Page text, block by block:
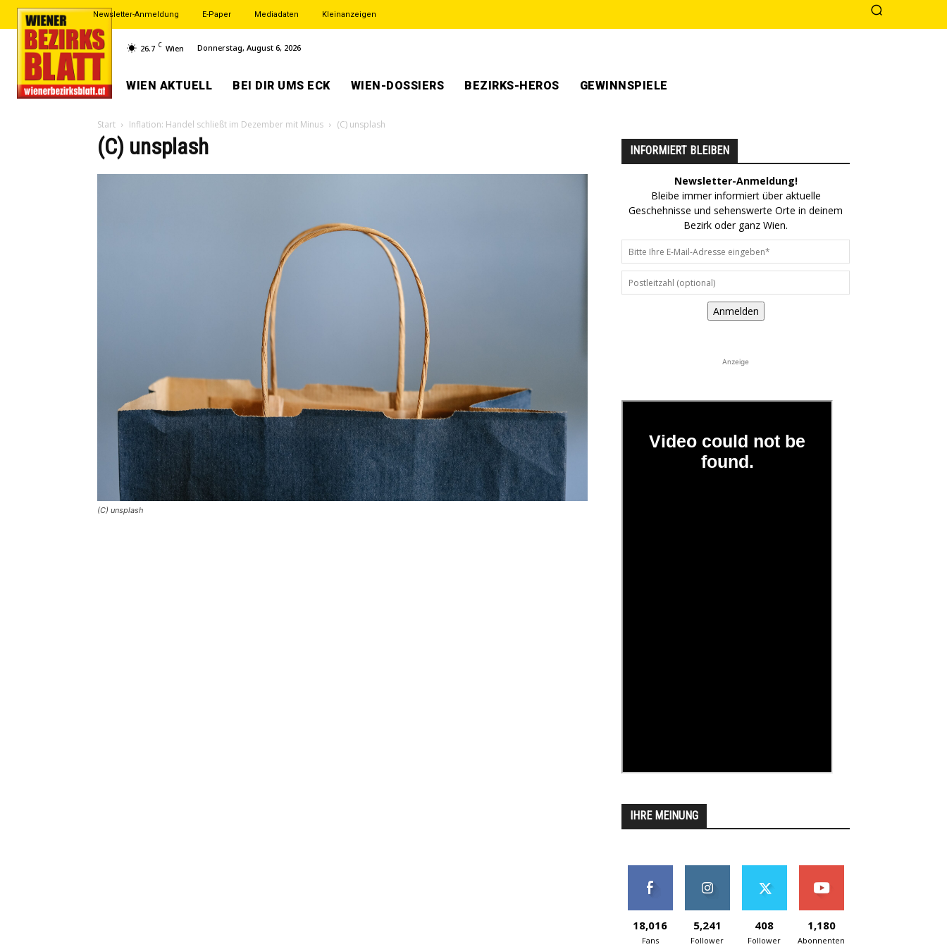
Newsletter-Anmeldung E-Paper Mediadaten Kleinanzeigen
26.7 C Wien Donnerstag, August 6, 2026
WIEN AKTUELL BEI DIR UMS ECK WIEN-DOSSIERS BEZIRKS-HEROS GEWINNSPIELE
Start Inflation: Handel schließt im Dezember mit Minus (C) unsplash
(C) unsplash
(C) unsplash
INFORMIERT BLEIBEN
Newsletter-Anmeldung!
Bleibe immer informiert über aktuelle
Geschehnisse und sehenswerte Orte in deinem
Bezirk oder ganz Wien.
Anmelden
Anzeige
IHRE MEINUNG
18,016
Fans
5,241
Follower
408
Follower
1,180
Abonnenten